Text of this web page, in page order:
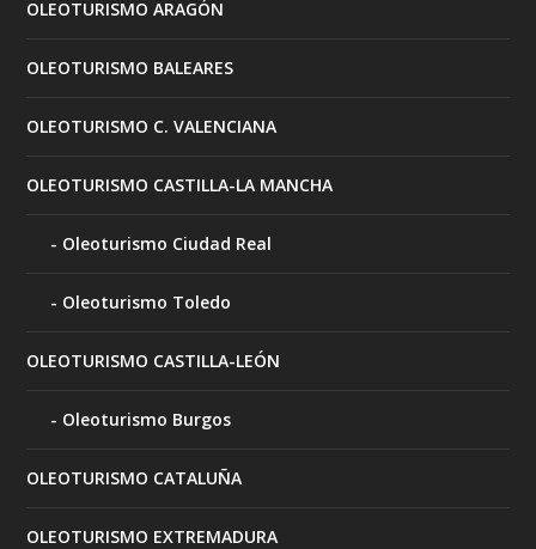
OLEOTURISMO ARAGÓN
OLEOTURISMO BALEARES
OLEOTURISMO C. VALENCIANA
OLEOTURISMO CASTILLA-LA MANCHA
Oleoturismo Ciudad Real
Oleoturismo Toledo
OLEOTURISMO CASTILLA-LEÓN
Oleoturismo Burgos
OLEOTURISMO CATALUÑA
OLEOTURISMO EXTREMADURA